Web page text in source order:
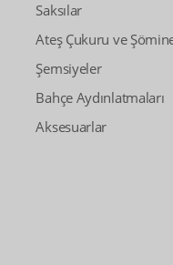
Saksılar
Ateş Çukuru ve
Şemsiyeler
Bahçe Aydınlatmaları
Aksesuarlar